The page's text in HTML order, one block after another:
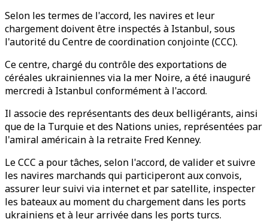
Selon les termes de l'accord, les navires et leur
chargement doivent être inspectés à Istanbul, sous
l'autorité du Centre de coordination conjointe (CCC).
Ce centre, chargé du contrôle des exportations de
céréales ukrainiennes via la mer Noire, a été inauguré
mercredi à Istanbul conformément à l'accord.
Il associe des représentants des deux belligérants, ainsi
que de la Turquie et des Nations unies, représentées par
l'amiral américain à la retraite Fred Kenney.
Le CCC a pour tâches, selon l'accord, de valider et suivre
les navires marchands qui participeront aux convois,
assurer leur suivi via internet et par satellite, inspecter
les bateaux au moment du chargement dans les ports
ukrainiens et à leur arrivée dans les ports turcs.